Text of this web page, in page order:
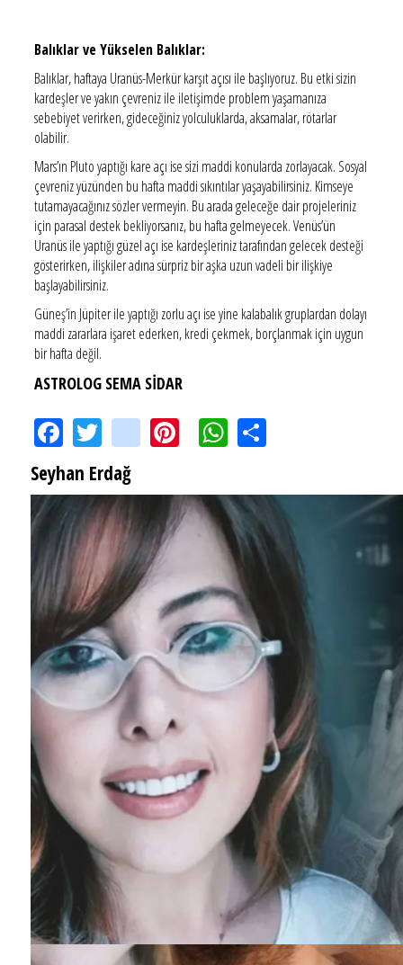
Balıklar ve Yükselen Balıklar:
Balıklar, haftaya Uranüs-Merkür karşıt açısı ile başlıyoruz. Bu etki sizin
kardeşler ve yakın çevreniz ile iletişimde problem yaşamanıza
sebebiyet verirken, gideceğiniz yolculuklarda, aksamalar, rötarlar
olabilir.
Mars’ın Pluto yaptığı kare açı ise sizi maddi konularda zorlayacak. Sosyal
çevreniz yüzünden bu hafta maddi sıkıntılar yaşayabilirsiniz. Kimseye
tutamayacağınız sözler vermeyin. Bu arada geleceğe dair projeleriniz
için parasal destek bekliyorsanız, bu hafta gelmeyecek. Venüs’ün
Uranüs ile yaptığı güzel açı ise kardeşleriniz tarafından gelecek desteği
gösterirken, ilişkiler adına sürpriz bir aşka uzun vadeli bir ilişkiye
başlayabilirsiniz.
Güneş’in Jüpiter ile yaptığı zorlu açı ise yine kalabalık gruplardan dolayı
maddi zararlara işaret ederken, kredi çekmek, borçlanmak için uygun
bir hafta değil.
ASTROLOG SEMA SİDAR
FacebookTwitterinstagramPinterestWhatsApp
Seyhan Erdağ
SEYHAN ERDAĞ YAZDI: Peki Mehmet Ali Erbil bu evliliği neden yaptı?